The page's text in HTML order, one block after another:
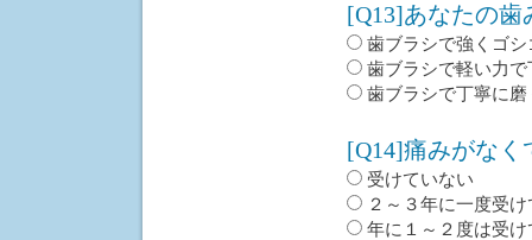
[Q13]あなたの歯
歯ブラシで強くゴ
歯ブラシで軽い力
歯ブラシで丁寧に
[Q14]痛みがなく
受けていない
２～３年に一度受
年に１～２度は受け